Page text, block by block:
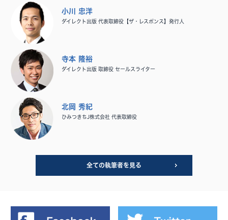
小川 忠洋
ダイレクト出版 代表取締役【ザ・レスポンス】発行人
寺本 隆裕
ダイレクト出版 取締役 セールスライター
北岡 秀紀
ひみつきちJ株式会社 代表取締役
全ての執筆者を見る